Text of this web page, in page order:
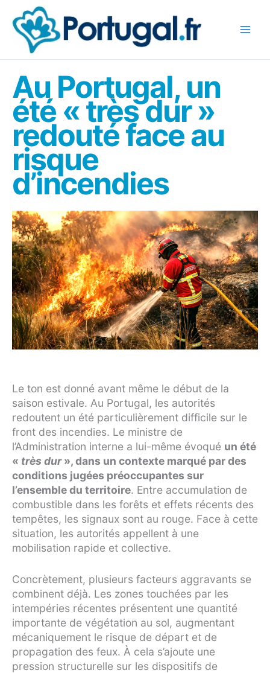
contenu
Au Portugal, un
été « très dur »
redouté face au
risque
d’incendies
Le ton est donné avant même le début de la
saison estivale. Au Portugal, les autorités
redoutent un été particulièrement difficile sur le
front des incendies. Le ministre de
l’Administration interne a lui-même évoqué un été
« très dur», dans un contexte marqué par des
conditions jugées préoccupantes sur
l’ensemble du territoire. Entre accumulation de
combustible dans les forêts et effets récents des
tempêtes, les signaux sont au rouge. Face à cette
situation, les autorités appellent à une
mobilisation rapide et collective.
Concrètement, plusieurs facteurs aggravants se
combinent déjà. Les zones touchées par les
intempéries récentes présentent une quantité
importante de végétation au sol, augmentant
mécaniquement le risque de départ et de
propagation des feux. À cela s’ajoute une
pression structurelle sur les dispositifs de